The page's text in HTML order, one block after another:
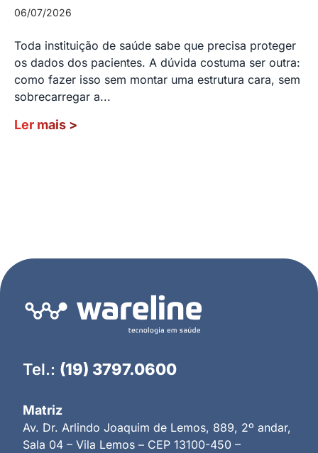
06/07/2026
Toda instituição de saúde sabe que precisa proteger
os dados dos pacientes. A dúvida costuma ser outra:
como fazer isso sem montar uma estrutura cara, sem
sobrecarregar a...
Ler mais >
Tel.: (19) 3797.0600
Matriz
Av. Dr. Arlindo Joaquim de Lemos, 889, 2º andar,
Sala 04 – Vila Lemos – CEP 13100-450 –